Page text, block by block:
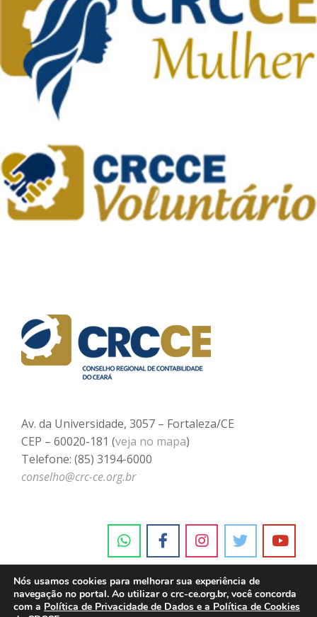
Av. da Universidade, 3057 – Fortaleza/CE
CEP – 60020-181 (veja no mapa)
Telefone: (85) 3194-6000
conselho@crc-ce.org.br
Nós usamos cookies para melhorar sua experiência de
navegação no portal. Ao utilizar o crc-ce.org.br, você concorda
com a Política de Privacidade de Dados e a Política de Cookies